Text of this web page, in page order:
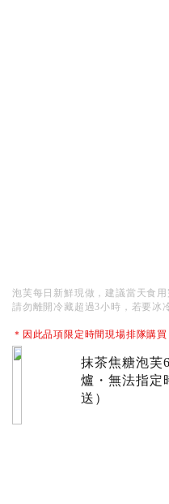
泡芙每日新鮮現做，建議當天食用
請勿離開冷藏超過3小時，若要冰
＊因此品項限定時間現場排隊購
抹茶焦糖泡芙
爐・無法指定
送）